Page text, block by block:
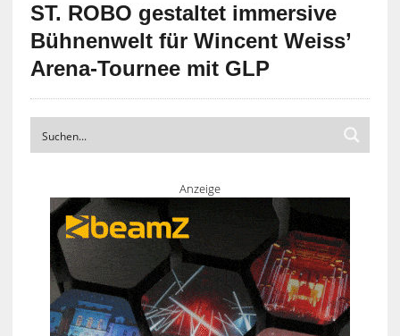
ST. ROBO gestaltet immersive
Bühnenwelt für Wincent Weiss’
Arena-Tournee mit GLP
Anzeige